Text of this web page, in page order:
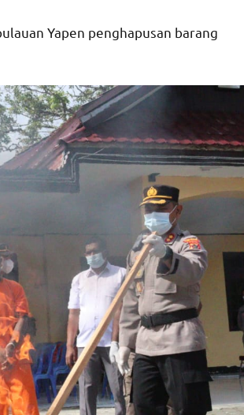
Yapen penghapusan barang